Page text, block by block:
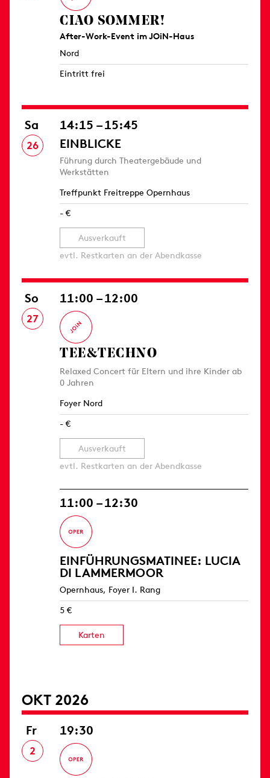
CIAO SOMMER!
After-Work-Event im JOiN-Haus
Nord
Eintritt frei
Sa
26
14:15 – 15:45
EINBLICKE
Führung durch Theatergebäude und
Werkstätten
Treffpunkt Freitreppe Opernhaus
- €
Ausverkauft
evtl. Restkarten an der Abendkasse
So
27
11:00 – 12:00
TEE&TECHNO
Relaxed Concert für Eltern und ihre Kinder ab
0 Jahren
Foyer Nord
- €
Ausverkauft
evtl. Restkarten an der Abendkasse
11:00 – 12:30
EINFÜHRUNGS­MATINEE: LUCIA
DI LAMMERMOOR
Opernhaus, Foyer I. Rang
5 €
Karten
OKT 2026
Fr
2
19:30